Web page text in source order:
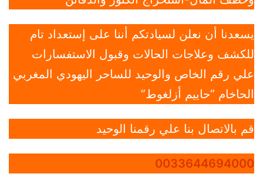
يسعدنا أن نعلن لسيادتكم أننا على إستعداد تام
للكشف وعلاجات الحالات وقبول الاستفسارات
علي رقم الخاص والوحيد للساحر اليهودي المغربي
الحاخام “حاييم أزلغوط”
قم بالاتصال بنا علي رقمنا الوحيد
0033644694000